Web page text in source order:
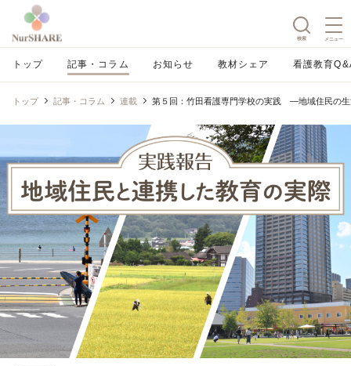
検索 メニュー
トップ 記事・コラム お知らせ 教材シェア 看護教育
トップ 記事・コラム 連載 第５回：竹田看護専門学校の実践 ―地域住民の生